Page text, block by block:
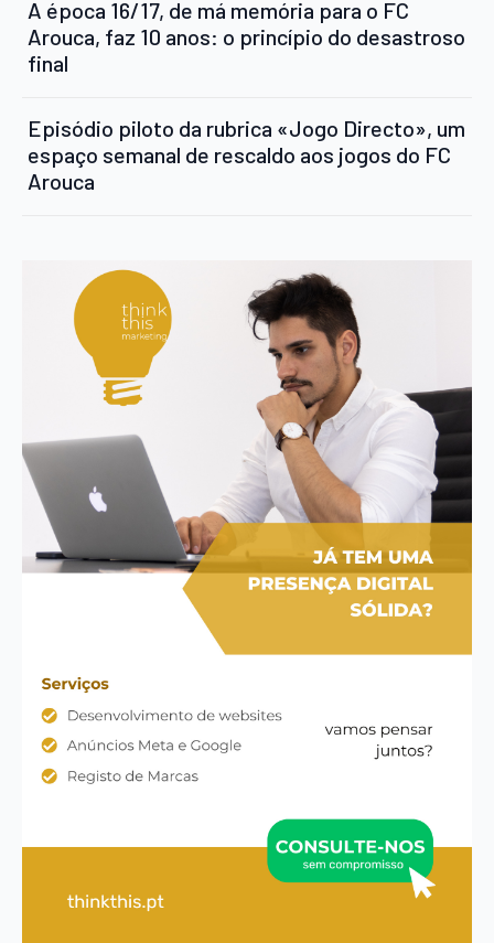
A época 16/17, de má memória para o FC
Arouca, faz 10 anos: o princípio do desastroso
final
Episódio piloto da rubrica «Jogo Directo», um
espaço semanal de rescaldo aos jogos do FC
Arouca